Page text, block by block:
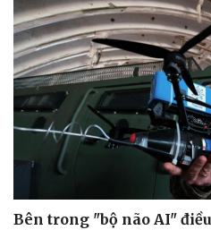
Thể thao
Bóng đá
Lịch thi đấu bóng đá
Thế giới thể thao
eSports
Hậu trường
Bên trong "bộ não AI"